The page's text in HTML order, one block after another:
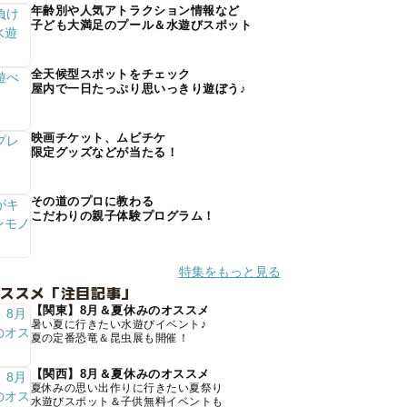
年齢別や人気アトラクション情報など
子ども大満足のプール＆水遊びスポット
全天候型スポットをチェック
屋内で一日たっぷり思いっきり遊ぼう♪
映画チケット、ムビチケ
限定グッズなどが当たる！
その道のプロに教わる
こだわりの親子体験プログラム！
特集をもっと見る
スメ「注目記事」
【関東】8月＆夏休みのオススメ
暑い夏に行きたい水遊びイベント♪
夏の定番恐竜＆昆虫展も開催！
【関西】8月＆夏休みのオススメ
夏休みの思い出作りに行きたい夏祭り
水遊びスポット＆子供無料イベントも